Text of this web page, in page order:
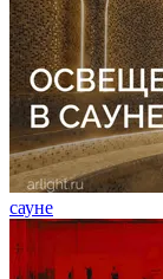
сауне